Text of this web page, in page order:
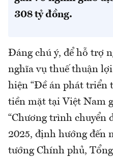
308 tỷ đồng.
Đáng chú ý, để hỗ trợ
nghĩa vụ thuế thuận
hiện “Đề án phát triển
tiền mặt tại Việt Nam
“Chương trình chuyển
2025, định hướng đến
tướng Chính phủ,